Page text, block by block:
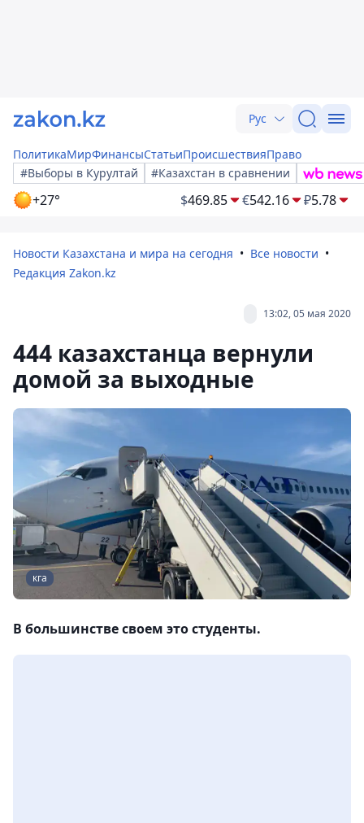
Рус
ПолитикаМирФинансыСтатьиПроисшествияПраво
#Выборы в Курултай
#Казахстан в сравнении
+27° $469.85 €542.16 ₽5.78
Новости Казахстана и мира на сегодня
Все новости
Редакция Zakon.kz
13:02, 05 мая 2020
444 казахстанца вернули
домой за выходные
кга
В большинстве своем это студенты.